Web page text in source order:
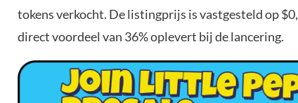
tokens verkocht. De listingprijs is vastgesteld op
direct voordeel van 36% oplevert bij de lancering.